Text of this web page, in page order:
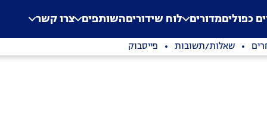
Application error: a
. כפוליםמדורים לוח שידוריםהשותפים צרו קשר
שאלות/תשובות פייסבוק